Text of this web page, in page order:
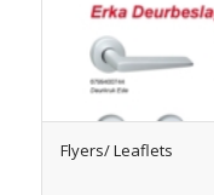
Flyers/ Leaflets